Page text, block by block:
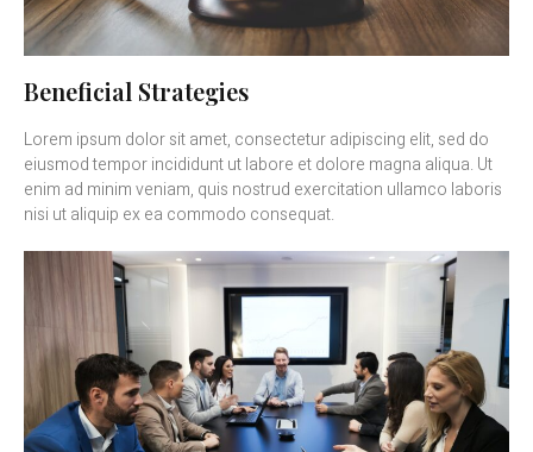
Beneficial Strategies
Lorem ipsum dolor sit amet, consectetur adipiscing elit, sed do
eiusmod tempor incididunt ut labore et dolore magna aliqua. Ut
enim ad minim veniam, quis nostrud exercitation ullamco laboris
nisi ut aliquip ex ea commodo consequat.